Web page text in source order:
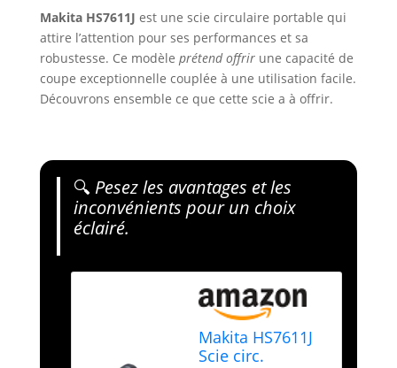
Makita HS7611J est une scie circulaire portable qui
attire l’attention pour ses performances et sa
robustesse. Ce modèle prétend offrirune capacité de
coupe exceptionnelle couplée à une utilisation facile.
Découvrons ensemble ce que cette scie a à offrir.
🔍 Pesez les avantages et les
inconvénients pour un choix
éclairé.
Makita HS7611J
Scie circ.